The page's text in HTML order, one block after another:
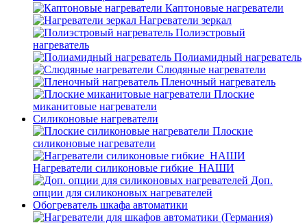
Каптоновые нагреватели
Нагреватели зеркал
Полиэстровый
нагреватель
Полиамидный нагреватель
Слюдяные нагреватели
Пленочный нагреватель
Плоские
миканитовые нагреватели
Силиконовые нагреватели
Плоские
силиконовые нагреватели
Нагреватели силиконовые гибкие_НАШИ
Доп.
опции для силиконовых нагревателей
Обогреватель шкафа автоматики